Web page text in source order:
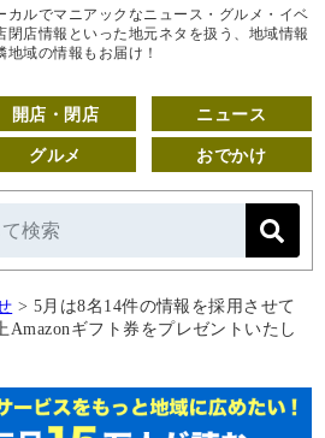
カルでマニアックなニュース・グルメ・イベ
閉店情報といった地元ネタを扱う、地域情報
地域の情報もお届け！
開店・閉店 ニュース
グルメ おでかけ
> 5月は8名14件の情報を採用させて
Amazonギフト券をプレゼントいたし